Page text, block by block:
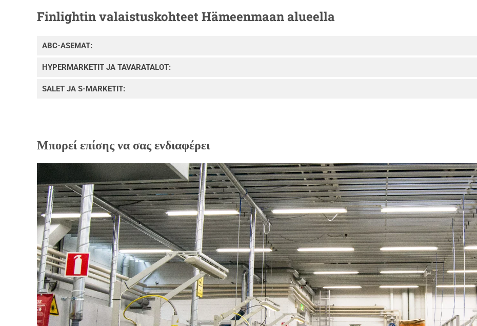
Finlightin valaistuskohteet Hämeenmaan alueella
ABC-ASEMAT:
HYPERMARKETIT JA TAVARATALOT:
SALET JA S-MARKETIT:
Μπορεί επίσης να σας ενδιαφέρει